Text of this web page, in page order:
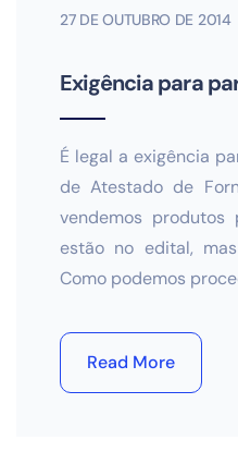
27 DE OUTUBRO DE 2014
Exigência para
É legal a exigência
de Atestado de
vendemos
estão no edital,
Como podemos
Read More